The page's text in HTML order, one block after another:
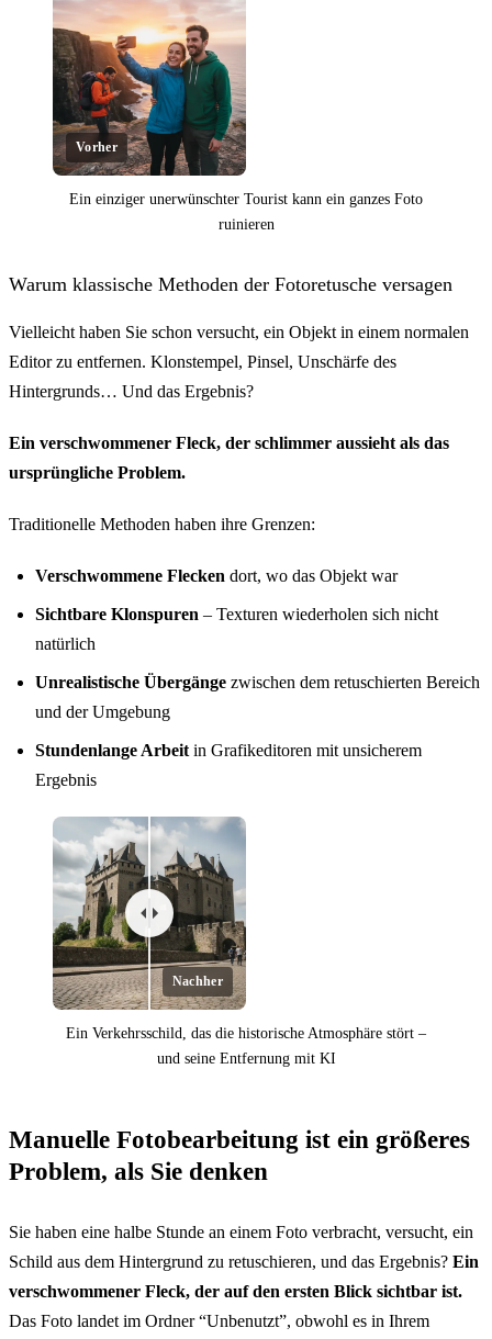
Vorher
Ein einziger unerwünschter Tourist kann ein ganzes Foto
ruinieren
Warum klassische Methoden der Fotoretusche versagen
Vielleicht haben Sie schon versucht, ein Objekt in einem normalen
Editor zu entfernen. Klonstempel, Pinsel, Unschärfe des
Hintergrunds… Und das Ergebnis?
Ein verschwommener Fleck, der schlimmer aussieht als das
ursprüngliche Problem.
Traditionelle Methoden haben ihre Grenzen:
Verschwommene Flecken dort, wo das Objekt war
Sichtbare Klonspuren – Texturen wiederholen sich nicht
natürlich
Unrealistische Übergänge zwischen dem retuschierten Bereich
und der Umgebung
Stundenlange Arbeitin Grafikeditoren mit unsicherem
Ergebnis
Vorher
Nachher
Ein Verkehrsschild, das die historische Atmosphäre stört –
und seine Entfernung mit KI
Manuelle Fotobearbeitung ist ein größeres
Problem, als Sie denken
Sie haben eine halbe Stunde an einem Foto verbracht, versucht, ein
Schild aus dem Hintergrund zu retuschieren, und das Ergebnis? Ein
verschwommener Fleck, der auf den ersten Blick sichtbar ist.
Das Foto landet im Ordner “Unbenutzt”, obwohl es in Ihrem